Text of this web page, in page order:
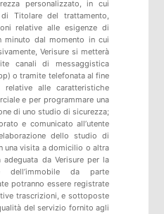
personalizzato, in cui
Titolare del trattamento,
relative alle esigenze di
minuto dal momento in cui
Verisure si metterà
canali di messaggistica
o tramite telefonata al fine
alle caratteristiche
e per programmare una
di uno studio di sicurezza;
e comunicato all’utente
dello studio di
una visita a domicilio o altra
da Verisure per la
dell’immobile da parte
potranno essere registrate
trascrizioni, e sottoposte
del servizio fornito agli